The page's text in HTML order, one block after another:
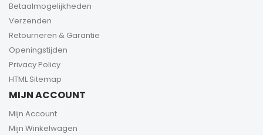
Betaalmogelijkheden
Verzenden
Retourneren & Garantie
Openingstijden
Privacy Policy
HTML Sitemap
MIJN ACCOUNT
Mijn Account
Mijn Winkelwagen